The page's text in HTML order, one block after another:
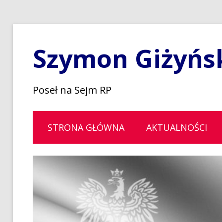
Szymon
Poseł na Sejm RP
STRONA GŁÓWNA AKTUALNOŚCI